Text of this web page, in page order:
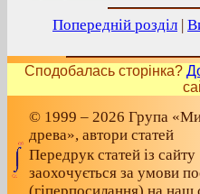
Попередній розділ |
Сподобалась сторінка?
© 1999 – 2026 Група
древа», автори статей
Передрук статей із сайту
заохочується за умови